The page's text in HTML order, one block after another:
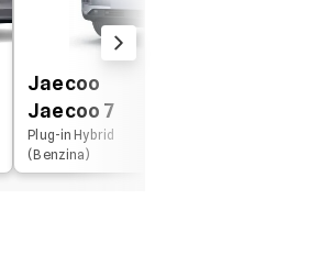
Jaecoo
Jaecoo 7
Plug-in Hybrid
(Benzina)